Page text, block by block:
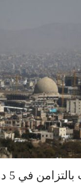
عربية وإقليمية